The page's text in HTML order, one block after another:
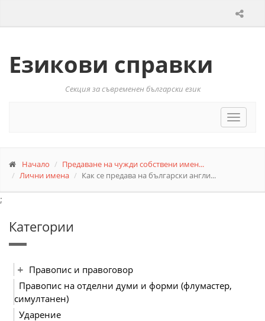
Езикови справки
Секция за съвременен български език
Toggle
Начало
Предаване на чужди собствени имен...
Лични имена
Как се предава на български англи...
;
Категории
Правопис и правоговор
Правопис на отделни думи и форми (флумастер,
симултанен)
Ударение